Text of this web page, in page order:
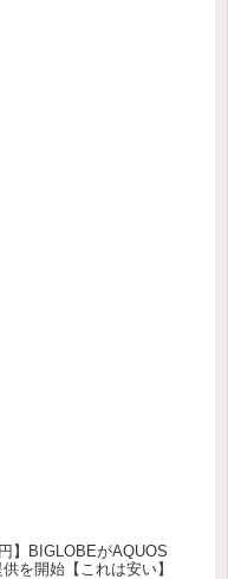
円】BIGLOBEがAQUOS
を開始【これは安い】